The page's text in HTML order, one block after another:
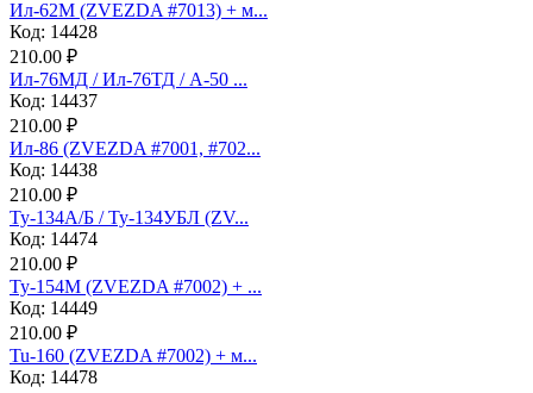
Ил-62М (ZVEZDA #7013) + м...
Код: 14428
210.00 ₽
Ил-76МД / Ил-76ТД / А-50 ...
Код: 14437
210.00 ₽
Ил-86 (ZVEZDA #7001, #702...
Код: 14438
210.00 ₽
Ту-134А/Б / Ту-134УБЛ (ZV...
Код: 14474
210.00 ₽
Ту-154М (ZVEZDA #7002) + ...
Код: 14449
210.00 ₽
Tu-160 (ZVEZDA #7002) + м...
Код: 14478